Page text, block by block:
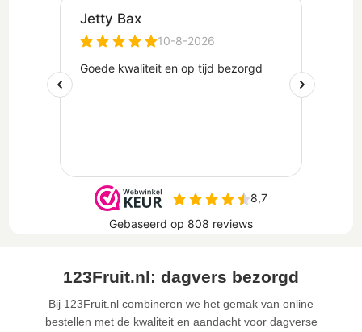
123Fruit.nl: dagvers bezorgd
Bij 123Fruit.nl combineren we het gemak van online
bestellen met de kwaliteit en aandacht voor dagverse